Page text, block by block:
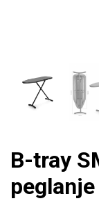
B-tray
peglanje